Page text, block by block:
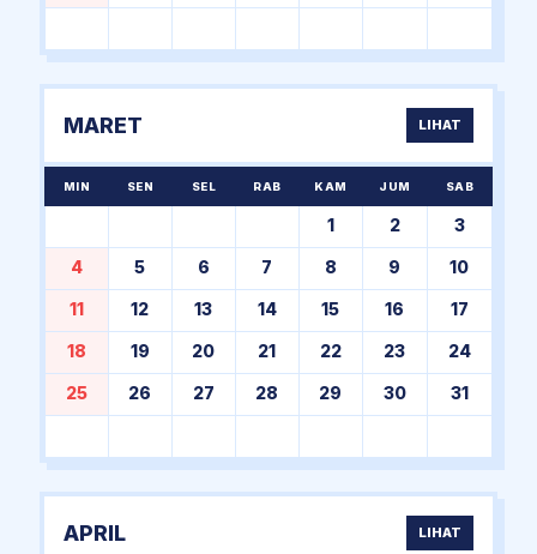
MARET LIHAT
MIN SEN SEL RAB KAM JUM SAB
1 2 3
4 5 6 7 8 9 10
11 12 13 14 15 16 17
18 19 20 21 22 23 24
25 26 27 28 29 30 31
APRIL LIHAT